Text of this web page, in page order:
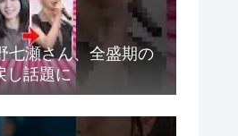
七瀬さん、全盛期の
し話題に